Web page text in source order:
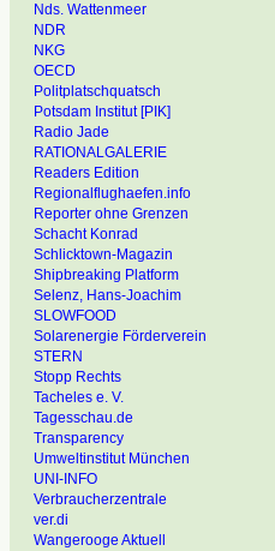
Nds. Wattenmeer
NDR
NKG
OECD
Politplatschquatsch
Potsdam Institut [PIK]
Radio Jade
RATIONALGALERIE
Readers Edition
Regionalflughaefen.info
Reporter ohne Grenzen
Schacht Konrad
Schlicktown-Magazin
Shipbreaking Platform
Selenz, Hans-Joachim
SLOWFOOD
Solarenergie Förderverein
STERN
Stopp Rechts
Tacheles e. V.
Tagesschau.de
Transparency
Umweltinstitut München
UNI-INFO
Verbraucherzentrale
ver.di
Wangerooge Aktuell